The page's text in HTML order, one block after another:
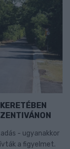
- ugyanakkor
a figyelmet.